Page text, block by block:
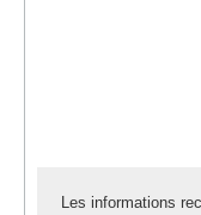
Les informations